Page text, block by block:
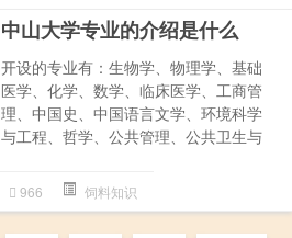
中山大学专业的介绍是什么
开设的专业有：生物学、物理学、基础
医学、化学、数学、临床医学、工商管
理、中国史、中国语言文学、环境科学
与工程、哲学、公共管理、公共卫生与
966 饲料知识